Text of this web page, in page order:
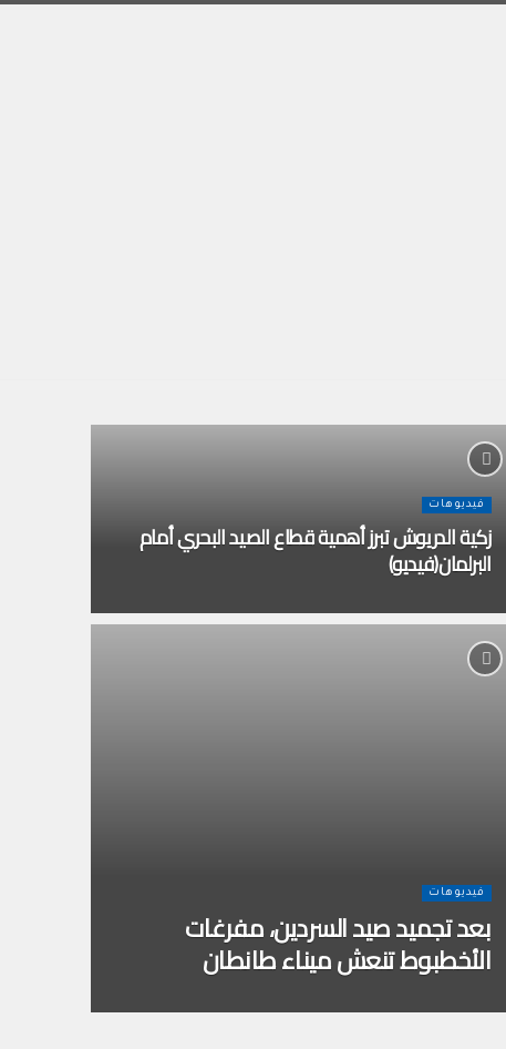
فيديوهات
زكية الدريوش تبرز أهمية قطاع الصيد البحري أمام
البرلمان(فيديو)
فيديوهات
بعد تجميد صيد السردين، مفرغات
الأخطبوط تنعش ميناء طانطان